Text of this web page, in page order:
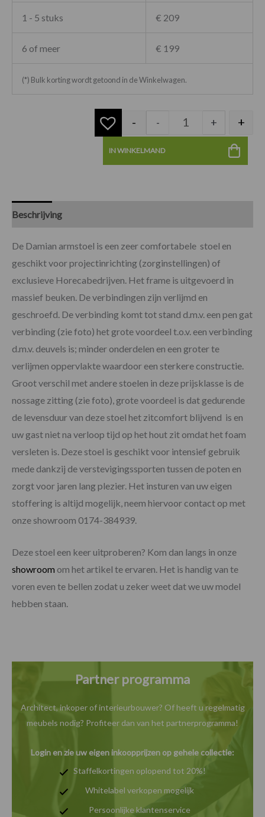
1 - 5 stuks € 209
6 of meer € 199
(*) Bulk korting wordt getoond in de Winkelwagen.
- - + +
IN WINKELMAND
Beschrijving
De Damian armstoel is een zeer comfortabele stoel en
geschikt voor projectinrichting (zorginstellingen) of
exclusieve Horecabedrijven. Het frame is uitgevoerd in
massief beuken. De verbindingen zijn verlijmd en
geschroefd. De verbinding komt tot stand d.m.v. een pen gat
verbinding (zie foto) het grote voordeel t.o.v. een verbinding
d.m.v. deuvels is; minder onderdelen en een groter te
verlijmen oppervlakte waardoor een sterkere constructie.
Groot verschil met andere stoelen in deze prijsklasse is de
nossage zitting (zie foto), grote voordeel is dat gedurende
de levensduur van deze stoel het zitcomfort blijvend is en
uw gast niet na verloop tijd op het hout zit omdat het foam
versleten is. Deze stoel is geschikt voor intensief gebruik
mede dankzij de verstevigingssporten tussen de poten en
zorgt voor jaren lang plezier. Het insturen van uw eigen
stoffering is altijd mogelijk, neem hiervoor contact op met
onze showroom 0174-384939.
Deze stoel een keer uitproberen? Kom dan langs in onze
showroom om het artikel te ervaren. Het is handig van te
voren even te bellen zodat u zeker weet dat we uw model
hebben staan.
Partner programma
Architect, inkoper of interieurbouwer? Of heeft u regelmatig
meubels nodig? Profiteer dan van het partnerprogramma!
Login en zie uw eigen inkoopprijzen op gehele collectie:
Staffelkortingen oplopend tot 20%!
Whitelabel verkopen mogelijk
Persoonlijke klantenservice